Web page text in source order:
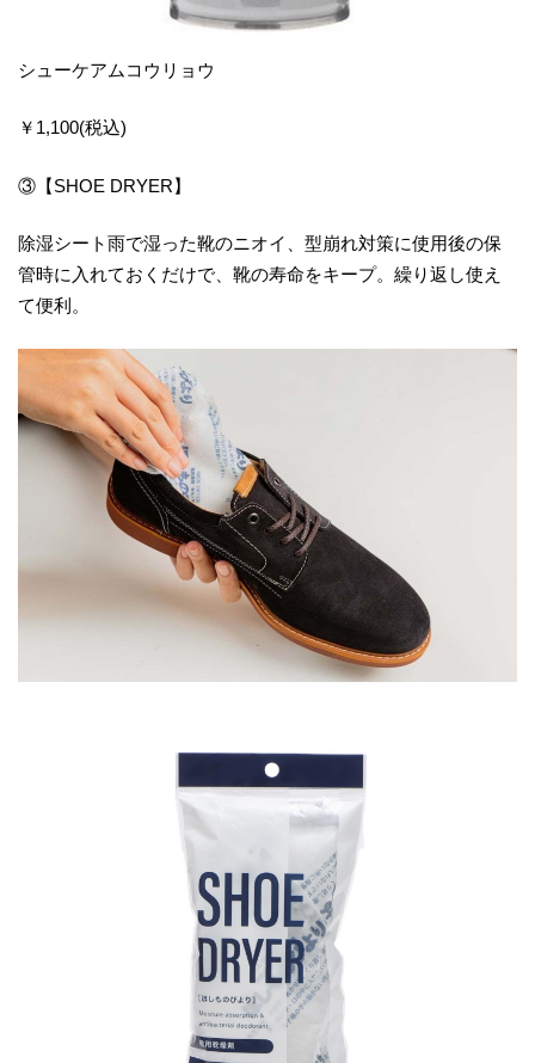
シューケアムコウリョウ
￥1,100(税込)
③【SHOE DRYER】
除湿シート雨で湿った靴のニオイ、型崩れ対策に使用後の保
管時に入れておくだけで、靴の寿命をキープ。繰り返し使え
て便利。